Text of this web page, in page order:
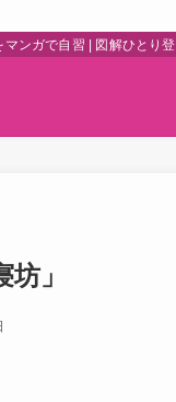
ンガで自習 | 図解ひとり
」